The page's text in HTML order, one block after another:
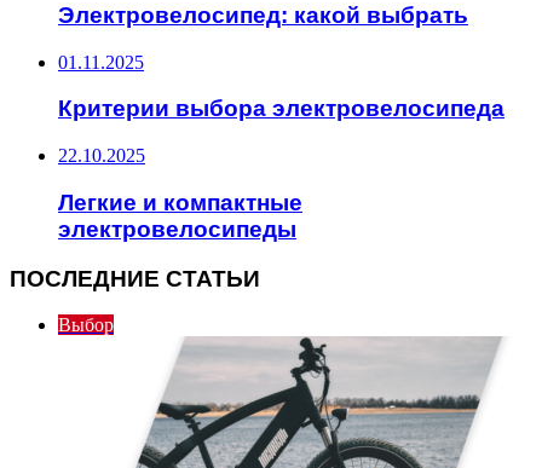
Электровелосипед: какой выбрать
01.11.2025
Критерии выбора электровелосипеда
22.10.2025
Легкие и компактные
электровелосипеды
ПОСЛЕДНИЕ СТАТЬИ
Выбор